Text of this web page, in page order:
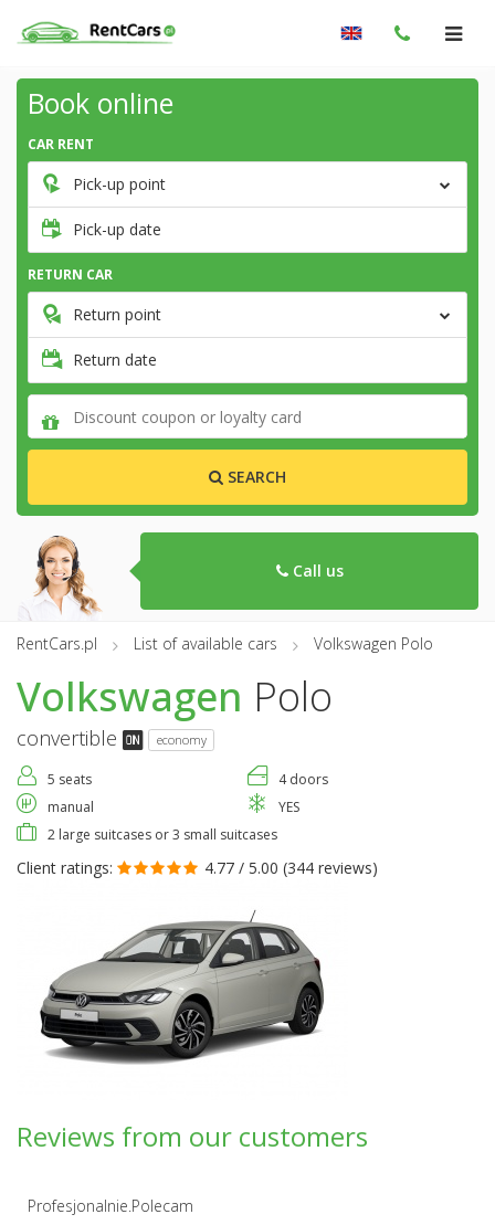
Book online
CAR RENT
Pick-up point
Pick-up date
RETURN CAR
Return point
Return date
SEARCH
Call us
RentCars.pl List of available cars Volkswagen Polo
Volkswagen Polo
convertible economy
5 seats
4 doors
manual
YES
2 large suitcases or 3 small suitcases
Client ratings: 4.77 / 5.00 (344 reviews)
Reviews from our customers
Profesjonalnie.Polecam